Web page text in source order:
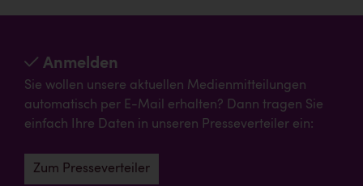
Anmelden
Sie wollen unsere aktuellen Medienmitteilungen
automatisch per E-Mail erhalten? Dann tragen Sie
einfach Ihre Daten in unseren Presseverteiler ein:
Zum Presseverteiler